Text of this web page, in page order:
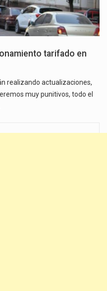
tarifado en
realizando actualizaciones,
muy punitivos, todo el